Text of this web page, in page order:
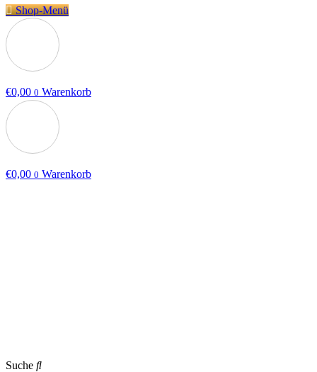
Shop-Menü
€0,00 0 Warenkorb
€0,00 0 Warenkorb
Suche